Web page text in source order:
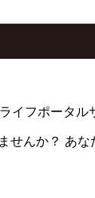
イフポータル
せんか？ あな